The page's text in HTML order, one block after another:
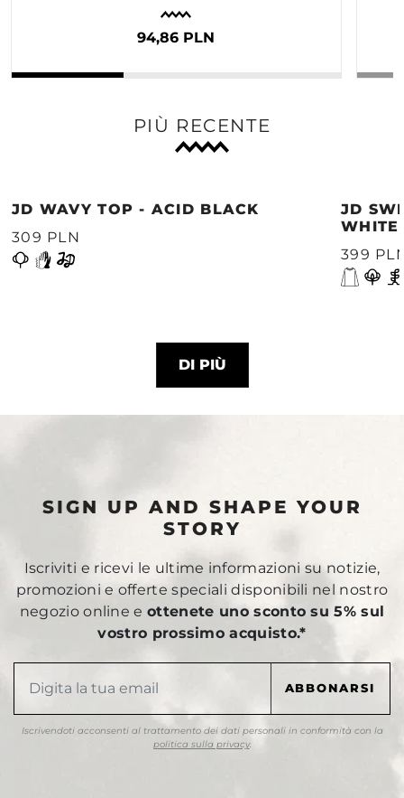
94,86 PLN
PIÙ RECENTE
JD WAVY TOP - ACID BLACK
309 PLN
JD
WHITE
399
DI PIÙ
SIGN UP AND SHAPE YOUR
STORY
Iscriviti e ricevi le ultime informazioni su notizie,
promozioni e offerte speciali disponibili nel nostro
negozio online eottenete uno sconto su 5% sul
vostro prossimo acquisto.*
Iscrivendoti acconsenti al trattamento dei dati personali in conformità con la
politica sulla privacy.